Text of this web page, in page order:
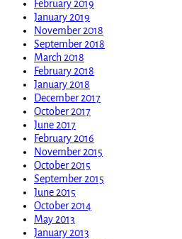
February 2019
January 2019
November 2018
September 2018
March 2018
February 2018
January 2018
December 2017
October 2017
June 2017
February 2016
November 2015
October 2015
September 2015
June 2015
October 2014
May 2013
January 2013